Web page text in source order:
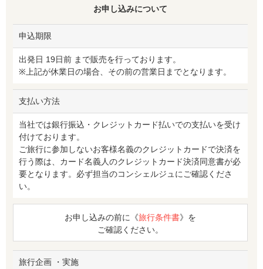
お申し込みについて
申込期限
出発日 19日前 まで販売を行っております。
※上記が休業日の場合、その前の営業日までとなります。
支払い方法
当社では銀行振込・クレジットカード払いでの支払いを受け
付けております。
ご旅行に参加しないお客様名義のクレジットカードで決済を
行う際は、カード名義人のクレジットカード決済同意書が必
要となります。必ず担当のコンシェルジュにご確認くださ
い。
お申し込みの前に《旅行条件書》を
ご確認ください。
旅行企画 ・実施